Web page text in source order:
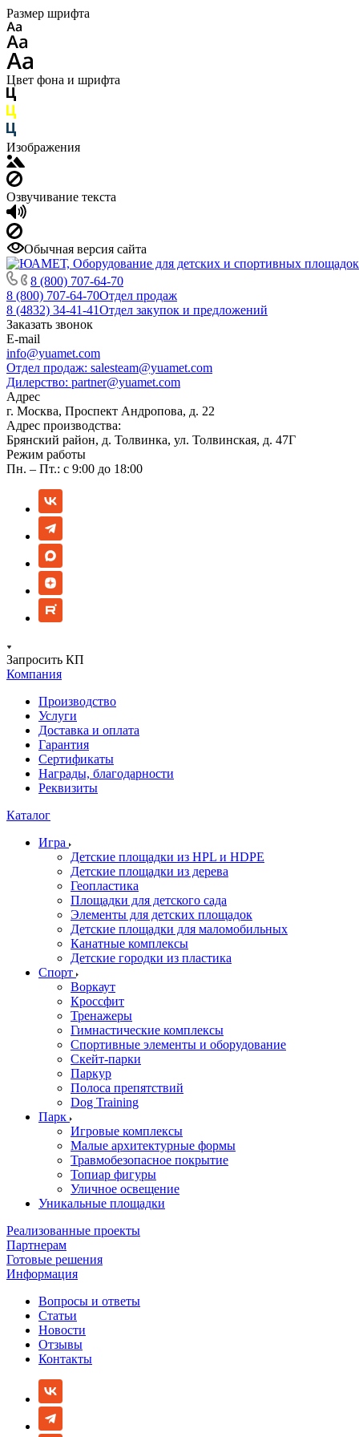
Размер шрифта
Цвет фона и шрифта
Изображения
Озвучивание текста
Обычная версия сайта
8 (800) 707-64-70
8 (800) 707-64-70Отдел продаж
8 (4832) 34-41-41Отдел закупок и предложений
Заказать звонок
E-mail
info@yuamet.com
Отдел продаж: salesteam@yuamet.com
Дилерство: partner@yuamet.com
Адрес
г. Москва, Проспект Андропова, д. 22
Адрес производства:
Брянский район, д. Толвинка, ул. Толвинская, д. 47Г
Режим работы
Пн. – Пт.: с 9:00 до 18:00
Запросить КП
Компания
Производство
Услуги
Доставка и оплата
Гарантия
Сертификаты
Награды, благодарности
Реквизиты
Каталог
Игра
Детские площадки из HPL и HDPE
Детские площадки из дерева
Геопластика
Площадки для детского сада
Элементы для детских площадок
Детские площадки для маломобильных
Канатные комплексы
Детские городки из пластика
Спорт
Воркаут
Кроссфит
Тренажеры
Гимнастические комплексы
Спортивные элементы и оборудование
Скейт-парки
Паркур
Полоса препятствий
Dog Training
Парк
Игровые комплексы
Малые архитектурные формы
Травмобезопасное покрытие
Топиар фигуры
Уличное освещение
Уникальные площадки
Реализованные проекты
Партнерам
Готовые решения
Информация
Вопросы и ответы
Статьи
Новости
Отзывы
Контакты